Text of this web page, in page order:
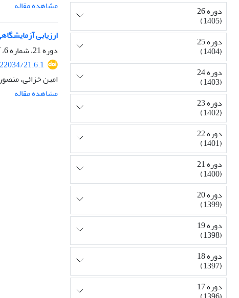
مشاهده مقاله
ارزیابی
دوره 21، شماره 6، آذر و دی 1400، صفحه
21.6.1
امین خزائی،
مشاهده مقاله
دوره 26
(1405)
دوره 25
(1404)
دوره 24
(1403)
دوره 23
(1402)
دوره 22
(1401)
دوره 21
(1400)
دوره 20
(1399)
دوره 19
(1398)
دوره 18
(1397)
دوره 17